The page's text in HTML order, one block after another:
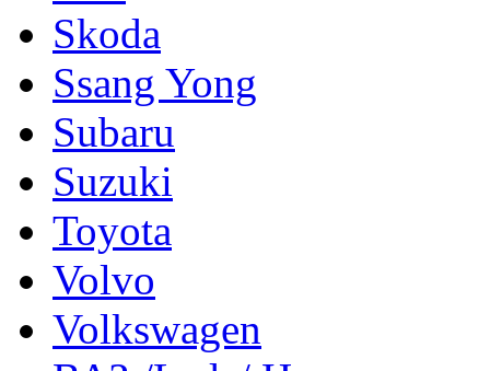
Skoda
Ssang Yong
Subaru
Suzuki
Toyota
Volvo
Volkswagen